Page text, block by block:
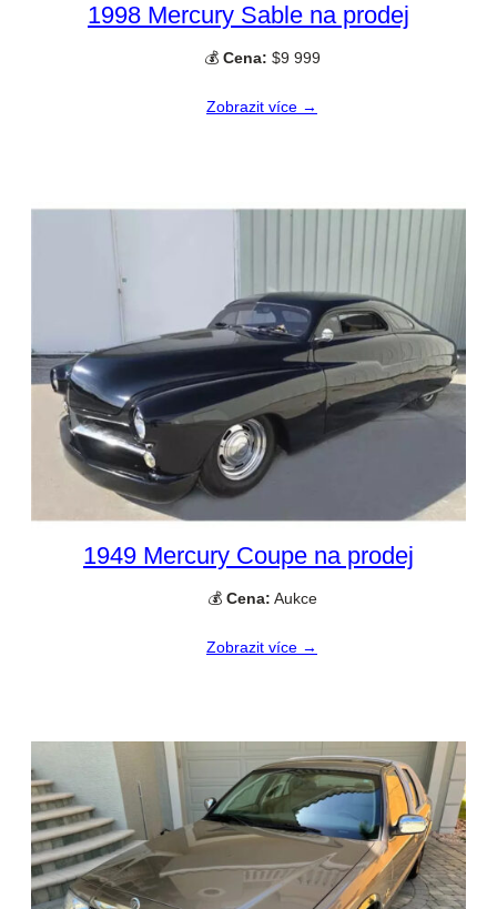
1998 Mercury Sable na prodej
💰 Cena: $9 999
Zobrazit více →
1949 Mercury Coupe na prodej
💰 Cena: Aukce
Zobrazit více →